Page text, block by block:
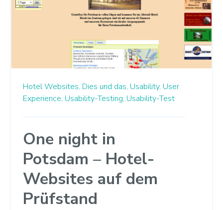
Hotel Websites, Dies und das, Usability, User
Experience, Usability-Testing, Usability-Test
One night in
Potsdam – Hotel-
Websites auf dem
Prüfstand